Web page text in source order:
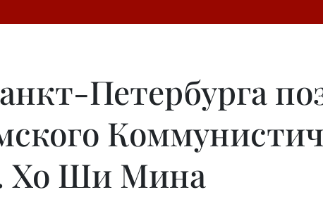
Петербурга
Хо Ши Мина